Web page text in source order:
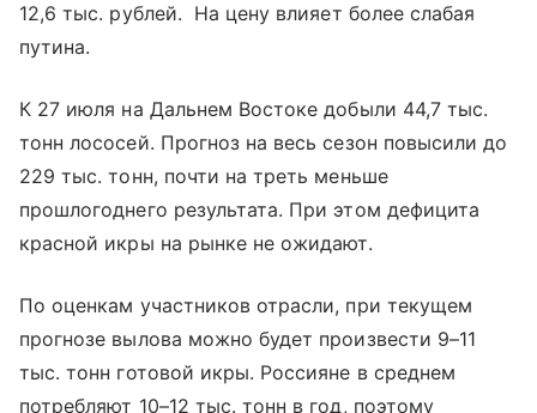
12,6 тыс. рублей. На цену влияет более слабая
путина.
К 27 июля на Дальнем Востоке добыли 44,7 тыс.
тонн лососей. Прогноз на весь сезон повысили до
229 тыс. тонн, почти на треть меньше
прошлогоднего результата. При этом дефицита
красной икры на рынке не ожидают.
По оценкам участников отрасли, при текущем
прогнозе вылова можно будет произвести 9–11
тыс. тонн готовой икры. Россияне в среднем
потребляют 10–12 тыс. тонн в год, поэтому